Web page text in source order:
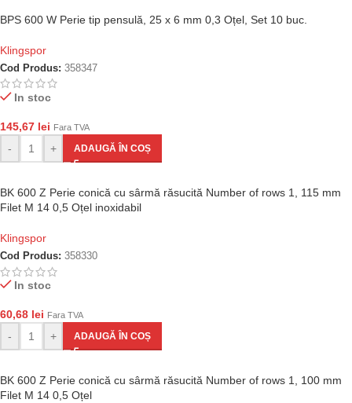
BPS 600 W Perie tip pensulă, 25 x 6 mm 0,3 Oțel, Set 10 buc.
Klingspor
Cod Produs: 358347
In stoc
145,67 lei Fara TVA
- + ADAUGĂ ÎN COȘ
BK 600 Z Perie conică cu sârmă răsucită Number of rows 1, 115 mm
Filet M 14 0,5 Oțel inoxidabil
Klingspor
Cod Produs: 358330
In stoc
60,68 lei Fara TVA
- + ADAUGĂ ÎN COȘ
BK 600 Z Perie conică cu sârmă răsucită Number of rows 1, 100 mm
Filet M 14 0,5 Oțel